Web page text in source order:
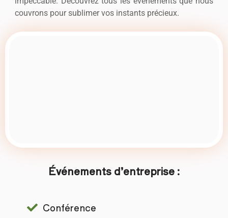
couvrons pour sublimer vos instants précieux.
Événements d’entreprise :
Conférence